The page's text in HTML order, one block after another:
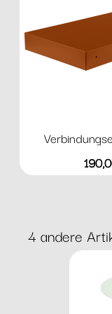
Preis
4 andere